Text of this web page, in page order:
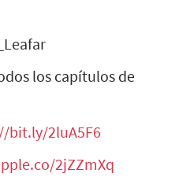
los capítulos de
bit.ly/2luA5F6​
2jZZmXq​